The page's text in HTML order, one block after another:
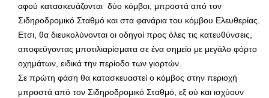
αφού κατασκευάζονται δύο κόμβοι, μπροστά από τον
Σιδηροδρομικό Σταθμό και στα φανάρια του κόμβου Ελευθερίας.
Ετσι, θα διευκολύνονται οι οδηγοί προς όλες τις κατευθύνσεις,
αποφεύγοντας μποτιλιαρίσματα σε ένα σημείο με μεγάλο φόρτο
οχημάτων, ειδικά την περίοδο των γιορτών.
Σε πρώτη φάση θα κατασκευαστεί ο κόμβος στην περιοχή
μπροστά από τον Σιδηροδρομικό Σταθμό, εξ ού και ισχύουν